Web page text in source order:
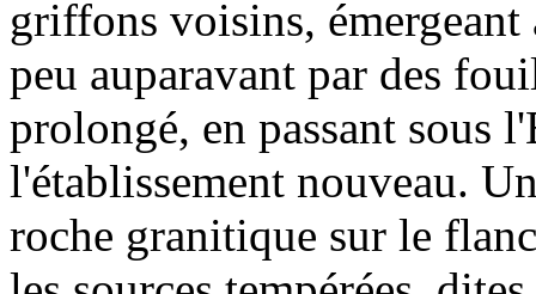
griffons voisins,
peu auparavant par des
prolongé, en passant sous
l'établissement nouveau.
roche granitique sur le